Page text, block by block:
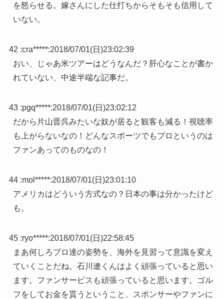
を怒らせる。嫁さんにした仕打ちからそもそも信用して
いない。
42 :cra*****:2018/07/01(日)23:02:39
おい、じゃあ米ツアーはどうなんだ？肝心なことが書か
れていない、中途半端な記事だ。
43 :pgq*****:2018/07/01(日)23:02:12
だから片山晋呉みたいな奴が居ると観客も減る！視聴率
も上がらないなの！どんなスポーツでもプロというのは
ファンあってのものなの！
44 :mol*****:2018/07/01(日)23:01:10
アメリカはどういう方式なの？日本の事は分かったけど
も。
45 :ryo*****:2018/07/01(日)22:58:45
まあ何しろプロ達の姿勢を、海外を見習って意識を変え
ていくことだね。石川遼くんはよく頑張っていると思い
ます。ファンサービスも頑張っていると思います。ゴル
フをしてお金を貰うということ、スポンサーやファンに